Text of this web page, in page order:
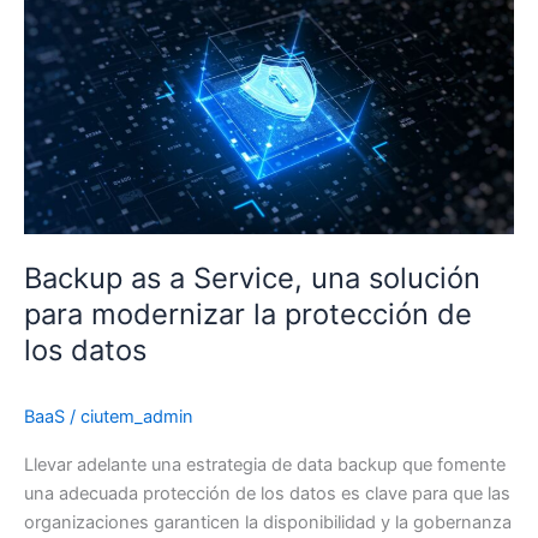
del
ransomware?
Backup as a Service, una solución
para modernizar la protección de
los datos
BaaS / ciutem_admin
Llevar adelante una estrategia de data backup que fomente
una adecuada protección de los datos es clave para que las
organizaciones garanticen la disponibilidad y la gobernanza